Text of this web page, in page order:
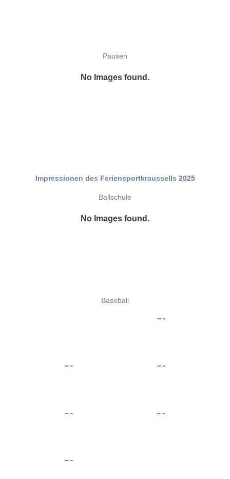
Pausen
No Images found.
Impressionen des Feriensportkraussells 2025
Ballschule
No Images found.
Baseball